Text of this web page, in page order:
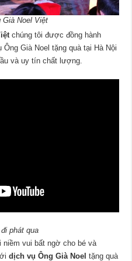
Già Noel Việt
chúng tôi được đồng hành
Già Noel tặng quà tại Hà Nội
và uy tín chất lượng.
phát qua
niềm vui bất ngờ cho bé và
dịch vụ Ông Già Noel tặng quà